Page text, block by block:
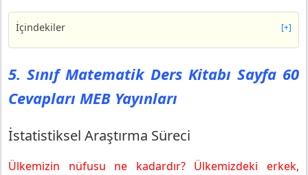
İçindekiler [+]
5. Sınıf Matematik Ders Kitabı Sayfa 60 Cevapları MEB
Yayınları
İstatistiksel Araştırma Süreci
5. Sınıf Matematik Ders Kitabı Sayfa 61 Cevapları MEB
5. Sınıf Matematik Ders Kitabı Sayfa 62 Cevapları MEB
Örnek 1
5. Sınıf Matematik Ders Kitabı Sayfa 60
Cevapları MEB Yayınları
İstatistiksel Araştırma Süreci
Ülkemizin nüfusu ne kadardır? Ülkemizdeki erkek,